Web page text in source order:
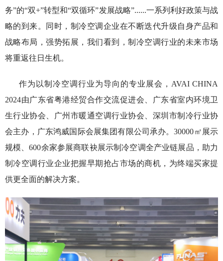
务”的“双+”转型和“双循环”发展战略”......一系列利好政策与战
略的到来。同时，制冷空调企业在不断迭代升级自身产品和
战略布局，强势拓展，我们看到，制冷空调行业的未来市场
将重返往日生机。
作为以制冷空调行业为导向的专业展会，AVAI CHINA
2024由广东省粤港经贸合作交流促进会、广东省室内环境卫
生行业协会、广州市暖通空调行业协会、深圳市制冷行业协
会主办，广东鸿威国际会展集团有限公司承办。30000㎡展示
规模、600余家参展商联袂展示制冷空调全产业链展品，助力
制冷空调行业企业把握早期抢占市场的商机，为终端买家提
供更全面的解决方案。